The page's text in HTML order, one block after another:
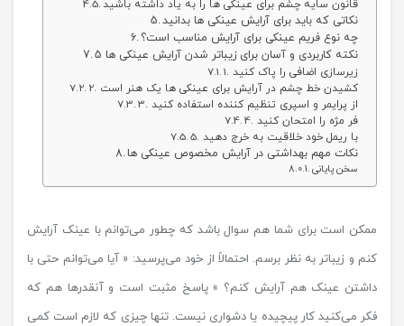
قانون سایه چشم برای عینکی ها را به یاد داشته باشید
نکاتی که باید برای آرایش عینکی ها بدانید
چه نوع فریم عینکی برای آرایش مناسب است؟
5 نکته کاربردی و آسان برای زیباتر شدن آرایش عینکی ها
1. زیرسازی اضافی را پاک کنید
2. کشیدن خط چشم در آرایش برای عینکی ها یک هنر است
3. از پرایمر و اسپری تنظیم کننده استفاده کنید
4. فر مژه را امتحان کنید
5. با ریمل خود خلاقیت به خرج دهید
نکات مهم بهداشتی در آرایش مخصوص عینکی ها
سخن پایانی
ممکن است برای شما هم سوال باشد که چطور می‌توانم با عینک آرایش
کنم و زیباتر به نظر برسم. احتمالاً از خود می‌پرسید: « آیا می‌توانم حتی با
داشتن عینک هم آرایش کنم؟ » پاسخ مثبت است و آنقدرها هم که
فکر می‌کنید کار پیچیده یا دشواری نیست. تنها چیزی که لازم است کمی